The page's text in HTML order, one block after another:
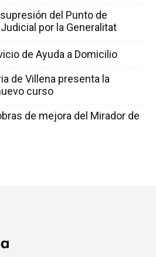
del Punto de
por la Generalitat
de Ayuda a Domicilio
de Villena presenta la
curso
de mejora del Mirador de